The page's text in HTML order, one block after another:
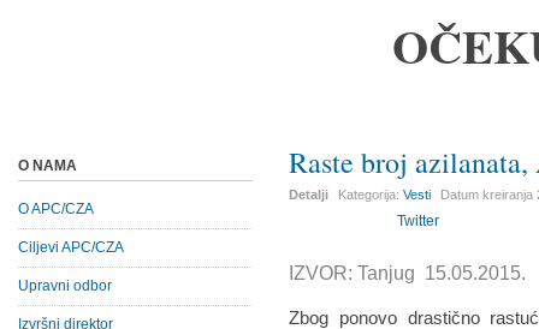
Raste broj
Detalji Kategorija:Vesti Datum kreiranja
Twitter
IZVOR: Tanjug 15.05.2015.
Zbog ponovo drastično
O NAMA
O APC/CZA
Ciljevi APC/CZA
Upravni odbor
Izvršni direktor